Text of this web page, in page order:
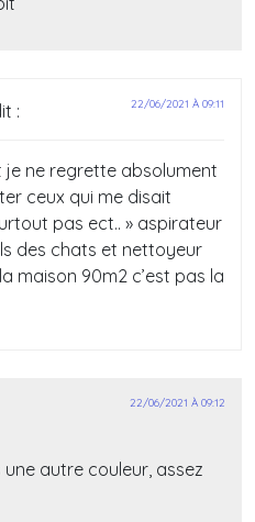
: 22/06/2021 À 09:11
ne regrette absolument
ceux qui me disait
pas ect.. » aspirateur
des chats et nettoyeur
maison 90m2 c’est pas la
22/06/2021 À 09:12
une autre couleur, assez